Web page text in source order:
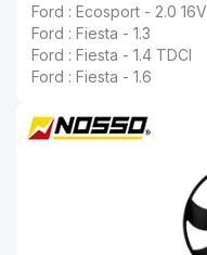
Ford : Ecosport - 2.0 16V
Ford : Fiesta - 1.3
Ford : Fiesta - 1.4 TDCI
Ford : Fiesta - 1.6